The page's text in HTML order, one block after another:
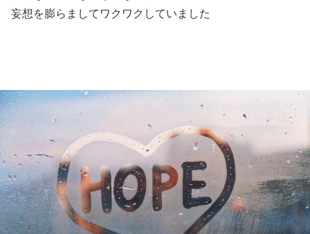
妄想を膨らましてワクワクしていました